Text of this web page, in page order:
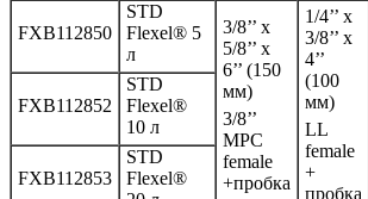
FXB112850
STD
Flexel® 5
л
3/8’’ х
5/8’’ х
6’’ (150
мм)
3/8’’
MPC
female
+пробка
1/4’’ х
3/8’’ х
4’’
(100
мм)
LL
female
+
пробка
FXB112852
STD
Flexel®
10 л
FXB112853
STD
Flexel®